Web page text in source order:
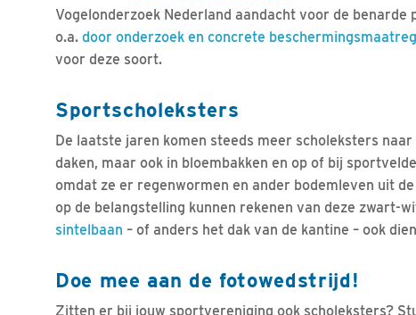
Vogelonderzoek Nederland aandacht voor de benarde
o.a. door onderzoek en concrete
voor deze soort.
Sportscholeksters
De laatste jaren komen steeds meer scholeksters
daken, maar ook in bloembakken en op of bij
omdat ze er regenwormen en ander bodemleven uit
op de belangstelling kunnen rekenen van deze zwart-
sintelbaan – of anders het dak van de kantine – ook
Doe mee aan de fotowedstrijd!
Zitten er bij jouw sportvereniging ook scholeksters?